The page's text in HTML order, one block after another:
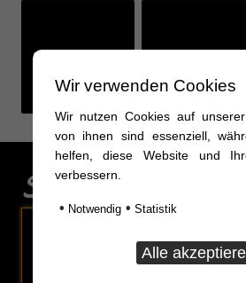
Feed not available
Sonderaktionen
Wir verwenden Cookies
Wir nutzen Cookies auf
von ihnen sind essenziell,
helfen, diese Website und
verbessern.
• Notwendig • Statistik